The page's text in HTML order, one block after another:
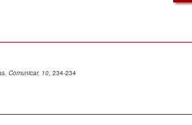
Comunicar, 10, 234-234